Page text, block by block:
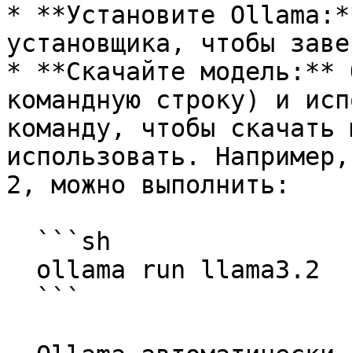
* **Установите
установщика, чтобы
* **Скачайте модель:**
командную строку) и
команду, чтобы
использовать.
2, можно выполнить: